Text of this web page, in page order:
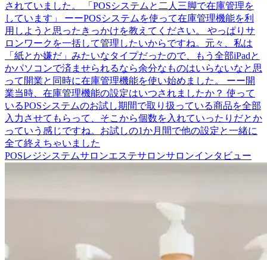
されていました。 「POSシステムと二人三脚で在庫管理を
しています」 ーーPOSシステムを使って在庫管理機能を利
用しようと思ったきっかけを教えてください。 やっぱりサ
ロンワークを一括して管理したいからですね。元々、私は
「紙とか嫌だ」みたいなタイプだったので、もう全部iPadと
かパソコンで済ませられるなら余分なものはいらないなと思
って開業と同時に在庫管理機能を使い始めました。 ーー開
業当時、在庫管理機能の設定はいつされましたか？ 使って
いるPOSシステムのお試し期間で取り扱っている商品を全部
入力させてもらって、そこから個数を入れていったりだとか
っていう感じですね。お試しの1か月間で他の設定と一緒に
全て終えちゃいました
POSレジシステムサロンエステサロンサロンインタビュー